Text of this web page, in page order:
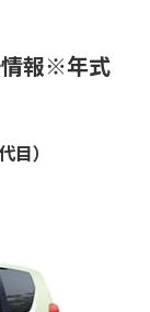
情報※年式
）